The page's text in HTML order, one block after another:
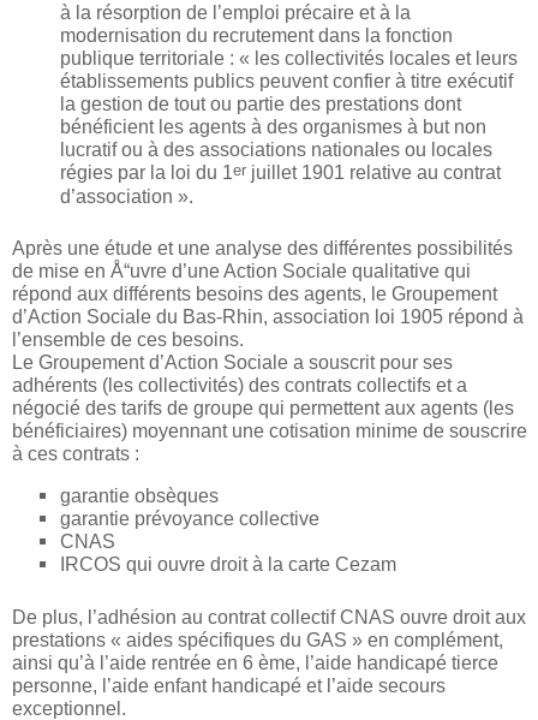
à la résorption de l’emploi précaire et à la
modernisation du recrutement dans la fonction
publique territoriale : « les collectivités locales et leurs
établissements publics peuvent confier à titre exécutif
la gestion de tout ou partie des prestations dont
bénéficient les agents à des organismes à but non
lucratif ou à des associations nationales ou locales
régies par la loi du 1er juillet 1901 relative au contrat
d’association ».
Après une étude et une analyse des différentes possibilités
de mise en Å“uvre d’une Action Sociale qualitative qui
répond aux différents besoins des agents, le Groupement
d’Action Sociale du Bas-Rhin, association loi 1905 répond à
l’ensemble de ces besoins.
Le Groupement d’Action Sociale a souscrit pour ses
adhérents (les collectivités) des contrats collectifs et a
négocié des tarifs de groupe qui permettent aux agents (les
bénéficiaires) moyennant une cotisation minime de souscrire
à ces contrats :
garantie obsèques
garantie prévoyance collective
CNAS
IRCOS qui ouvre droit à la carte Cezam
De plus, l’adhésion au contrat collectif CNAS ouvre droit aux
prestations « aides spécifiques du GAS » en complément,
ainsi qu’à l’aide rentrée en 6 ème, l’aide handicapé tierce
personne, l’aide enfant handicapé et l’aide secours
exceptionnel.